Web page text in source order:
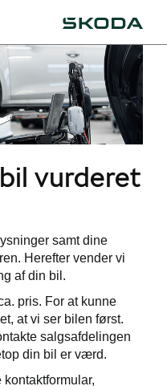
vurderet
samt dine
Herefter vender vi
af din bil.
pris. For at kunne
at vi ser bilen først.
salgsafdelingen
din bil er værd.